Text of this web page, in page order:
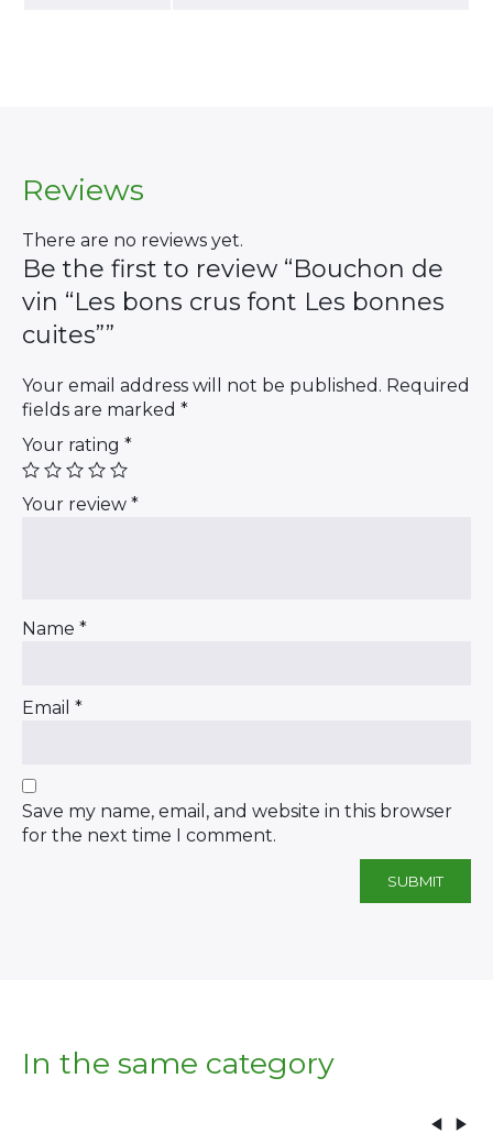
Reviews
There are no reviews yet.
Be the first to review “Bouchon de
vin “Les bons crus font Les bonnes
cuites””
Your email address will not be published. Required
fields are marked *
Your rating *
Your review *
Name *
Email *
Save my name, email, and website in this browser
for the next time I comment.
In the same category
Search
for: